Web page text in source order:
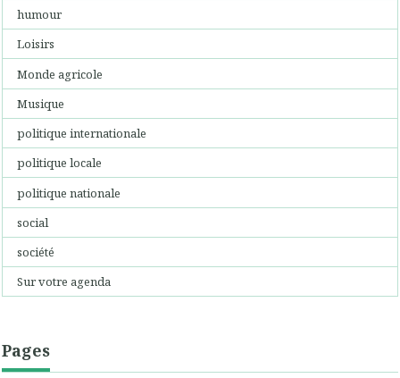
humour
Loisirs
Monde agricole
Musique
politique internationale
politique locale
politique nationale
social
société
Sur votre agenda
Pages